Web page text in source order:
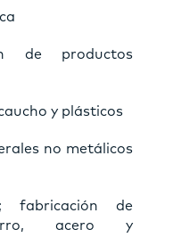
de productos
y plásticos
no metálicos
fabricación de
acero y